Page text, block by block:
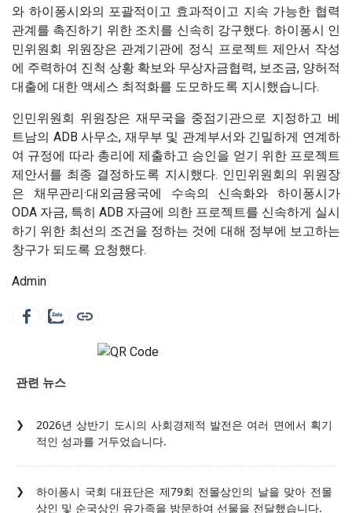
와 하이퐁시와의 포괄적이고 효과적이고 지속 가능한 협력
관계를 촉진하기 위한 조치를 신속히 강구했다. 하이퐁시 인
민위원회 위원장은 관계기관에 정식 프로젝트 제안서 작성
에 주력하여 진척 상황 확보와 무상자금협력, 보조금, 양허적
대출에 대한 액세스 최적화를 도모하도록 지시했습니다.
인민위원회 위원장은 재무국을 중점기관으로 지정하고 베
트남의 ADB 사무소, 재무부 및 관계부서와 긴밀하게 연계하
여 규정에 따라 총리에 제출하고 승인을 얻기 위한 프로젝트
제안서를 최종 결정하도록 지시했다. 인민위원회의 위원장
은 채무관리·대외금융국에 수속의 신속화와 하이퐁시가
ODA 자금, 특히 ADB 자금에 의한 프로젝트를 신속하게 실시
하기 위한 최선의 조건을 정하는 것에 대해 정부에 보고하는
창구가 되도록 요청했다.
Admin
관련 뉴스
2026년 상반기 도시의 사회경제적 발전은 여러 면에서 획기
적인 성과를 거두었습니다.
하이퐁시 국회 대표단은 제79회 전몰상인의 날을 맞아 전몰
상인 및 순국상인 유가족을 방문하여 선물을 전달했습니다.